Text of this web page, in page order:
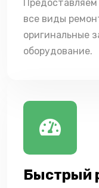
все виды
оригинальные
оборудование.
Быстрый